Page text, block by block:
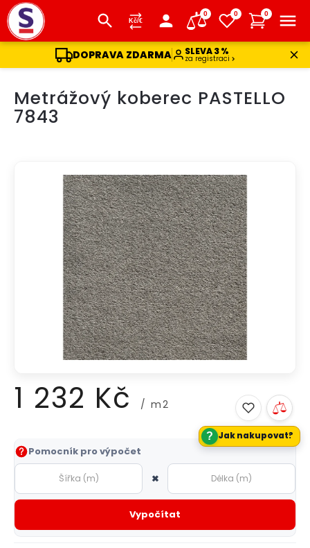
DOPRAVA ZDARMA SLEVA 3 %
za registraci
0 0 0
obsahMetrážový koberec PASTELLO
7843
1 232 Kč / m2
Měrná
cena:
Pomocník pro výpočet
×
Vypočítat
? Jak nakupovat?